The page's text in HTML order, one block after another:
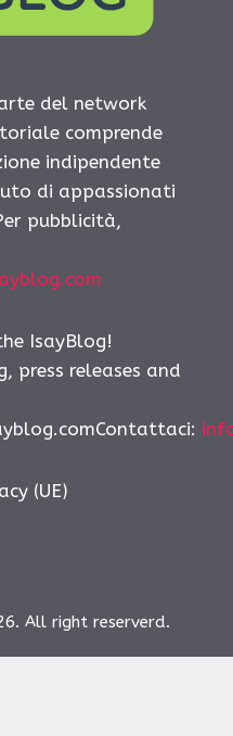
del network
comprende
indipendente
di appassionati
pubblicità,
IsayBlog!
press releases and
(UE)
All right reserverd.